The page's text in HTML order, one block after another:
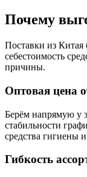
Почему
Поставки из Китая
себестоимость
причины.
Оптовая цена
Берём напрямую у
стабильности
средства гигиены
Гибкость